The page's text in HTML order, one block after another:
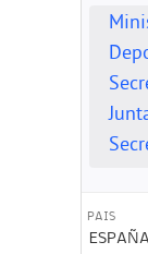
PAIS